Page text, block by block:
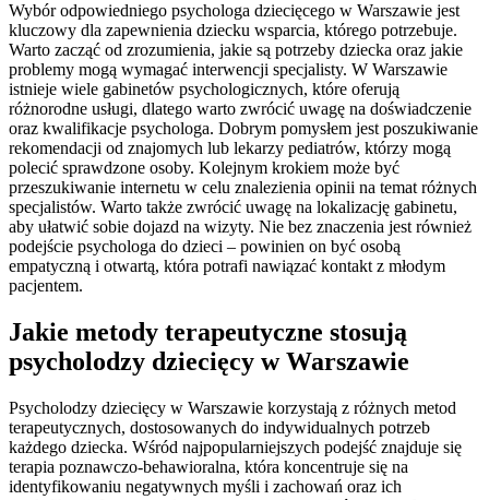
Wybór odpowiedniego psychologa dziecięcego w Warszawie jest
kluczowy dla zapewnienia dziecku wsparcia, którego potrzebuje.
Warto zacząć od zrozumienia, jakie są potrzeby dziecka oraz jakie
problemy mogą wymagać interwencji specjalisty. W Warszawie
istnieje wiele gabinetów psychologicznych, które oferują
różnorodne usługi, dlatego warto zwrócić uwagę na doświadczenie
oraz kwalifikacje psychologa. Dobrym pomysłem jest poszukiwanie
rekomendacji od znajomych lub lekarzy pediatrów, którzy mogą
polecić sprawdzone osoby. Kolejnym krokiem może być
przeszukiwanie internetu w celu znalezienia opinii na temat różnych
specjalistów. Warto także zwrócić uwagę na lokalizację gabinetu,
aby ułatwić sobie dojazd na wizyty. Nie bez znaczenia jest również
podejście psychologa do dzieci – powinien on być osobą
empatyczną i otwartą, która potrafi nawiązać kontakt z młodym
pacjentem.
Jakie metody terapeutyczne stosują
psycholodzy dziecięcy w Warszawie
Psycholodzy dziecięcy w Warszawie korzystają z różnych metod
terapeutycznych, dostosowanych do indywidualnych potrzeb
każdego dziecka. Wśród najpopularniejszych podejść znajduje się
terapia poznawczo-behawioralna, która koncentruje się na
identyfikowaniu negatywnych myśli i zachowań oraz ich